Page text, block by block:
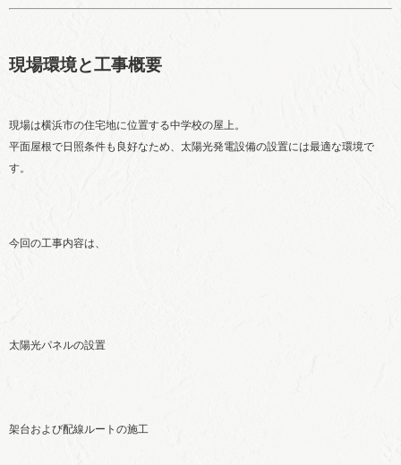
現場環境と工事概要
現場は横浜市の住宅地に位置する中学校の屋上。
平面屋根で日照条件も良好なため、太陽光発電設備の設置には最適な環境で
す。
今回の工事内容は、
太陽光パネルの設置
架台および配線ルートの施工